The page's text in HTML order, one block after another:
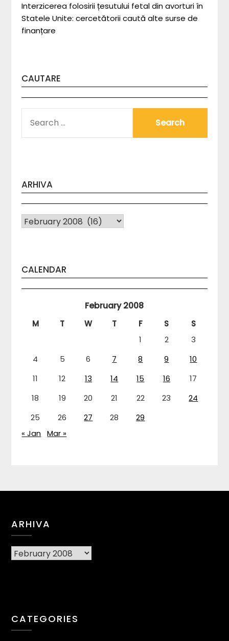
Interzicerea folosirii țesutului fetal din avorturi în
Statele Unite: cercetătorii caută alte surse de
finanțare
CAUTARE
FOR:
ARHIVA
Arhiva
CALENDAR
February 2008
M T W T F S
S
1
2
3
4
5 6 7 8 9
10
11
12 13 14 15 16
17
18
19 20 21 22 23
24
25
26 27 28
29
« Jan Mar »
ARHIVA
Arhiva
CATEGORIES